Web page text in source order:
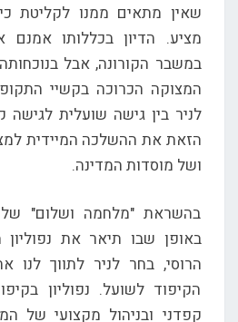
שאין מתאים ממנו לקליטת
מציע. הדיון בכללותו אמנם
במשבר הקורונה, אבל
המצוקה הכרוכה בקשיי
לניר בין גישה שועלית לגישה
הזאת את ההשלכה המיידית
ושל מוסדות המדינה.
בהשראת "מלחמה ושלום" של
באופן שבו תיאר את נפוליון
הרוסי, בחר לניר לתווך לנו
הקיפוד לשועל. נפוליון
קפדני ובניהול מקצועי של